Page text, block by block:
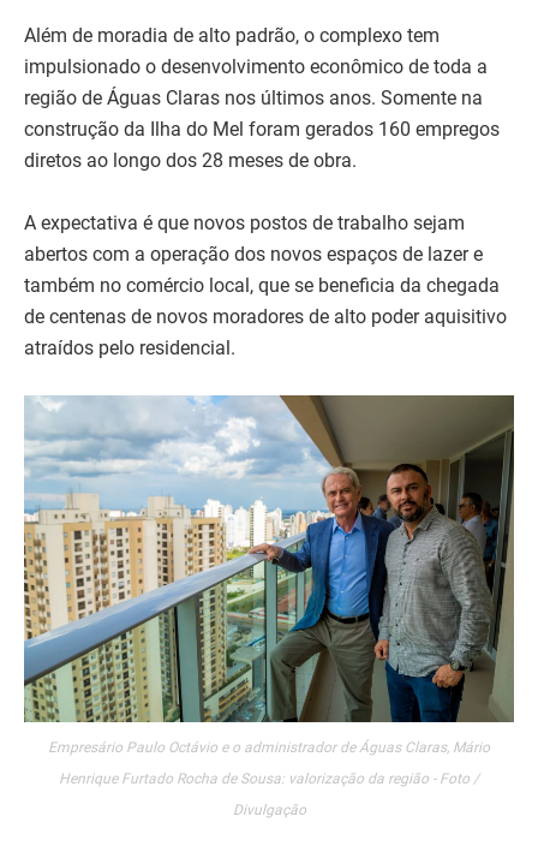
Além de moradia de alto padrão, o complexo tem
impulsionado o desenvolvimento econômico de toda a
região de Águas Claras nos últimos anos. Somente na
construção da Ilha do Mel foram gerados 160 empregos
diretos ao longo dos 28 meses de obra.
A expectativa é que novos postos de trabalho sejam
abertos com a operação dos novos espaços de lazer e
também no comércio local, que se beneficia da chegada
de centenas de novos moradores de alto poder aquisitivo
atraídos pelo residencial.
Empresário Paulo Octávio e o administrador de Águas Claras, Mário
Henrique Furtado Rocha de Sousa: valorização da região - Foto /
Divulgação